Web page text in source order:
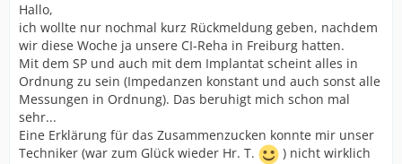
Hallo,
ich wollte nur nochmal kurz Rückmeldung geben, nachdem
wir diese Woche ja unsere CI-Reha in Freiburg hatten.
Mit dem SP und auch mit dem Implantat scheint alles in
Ordnung zu sein (Impedanzen konstant und auch sonst alle
Messungen in Ordnung). Das beruhigt mich schon mal
sehr...
Eine Erklärung für das Zusammenzucken konnte mir unser
Techniker (war zum Glück wieder Hr. T.
) nicht wirklich